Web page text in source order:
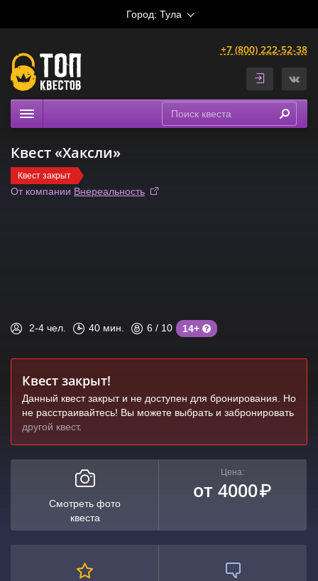
Город: Тула
+7 (800) 222-52-38
Расписание
Рейтинги
Квест «Хаксли»
Квест закрыт
От компании Внереальность
2-4 чел. 40 мин. 6 / 10 14+
Квест закрыт!
Данный квест закрыт и не доступен для бронирования. Но
не расстраивайтесь! Вы можете выбрать и забронировать
другой квест.
Смотреть фото
квеста
Цена:
от 4000₽